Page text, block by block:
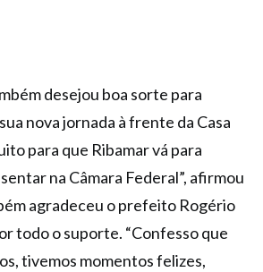
desejou boa sorte para
nova jornada à frente da Casa
para que Ribamar vá para
na Câmara Federal”, afirmou
agradeceu o prefeito Rogério
todo o suporte. “Confesso que
tivemos momentos felizes,